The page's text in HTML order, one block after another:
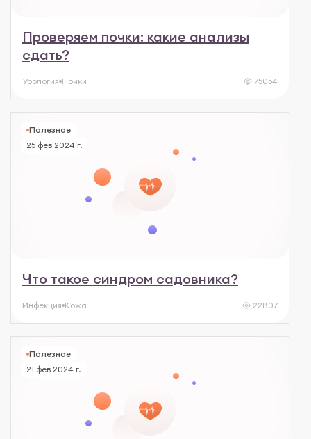
Проверяем почки: какие анализы
сдать?
Урология Почки 75054
Полезное
25 фев 2024 г.
Что такое синдром садовника?
Инфекция Кожа 22807
Полезное
21 фев 2024 г.